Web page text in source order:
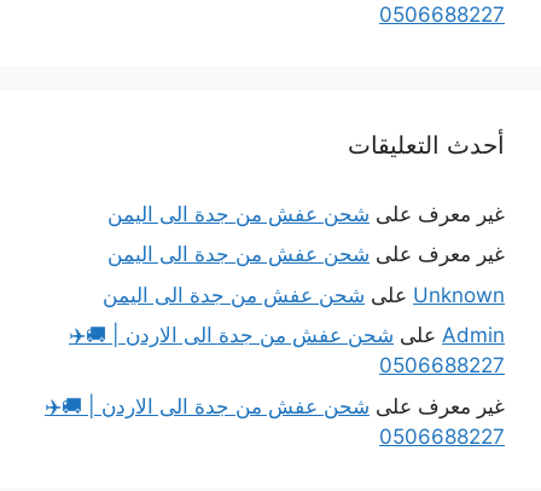
0506688227
أحدث التعليقات
غير معرف على شحن عفش من جدة الى اليمن
غير معرف على شحن عفش من جدة الى اليمن
Unknown على شحن عفش من جدة الى اليمن
Admin على شحن عفش من جدة الى الاردن | 🚚✈️
0506688227
غير معرف على شحن عفش من جدة الى الاردن | 🚚✈️
0506688227